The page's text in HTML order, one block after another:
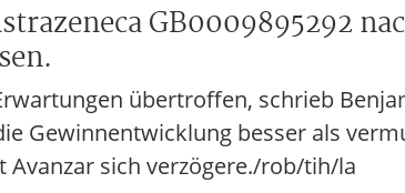
GB0009895292
übertroffen, schrieb
Gewinnentwicklung besser als
sich verzögere./rob/tih/la